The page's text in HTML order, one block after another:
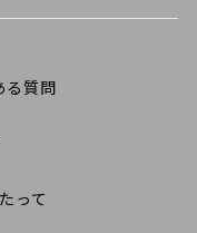
る質問
って